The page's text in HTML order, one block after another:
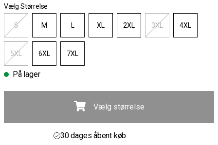
Vælg Størrelse
S M L XL 2XL 3XL 4XL
5XL 6XL 7XL
På lager
Vælg størrelse
Gratis fragt ved køb over 700 kr
30 dages åbent køb